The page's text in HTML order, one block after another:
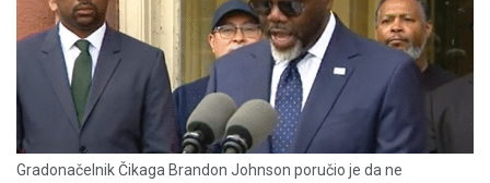
Gradonačelnik Čikaga Brandon Johnson poručio je da ne